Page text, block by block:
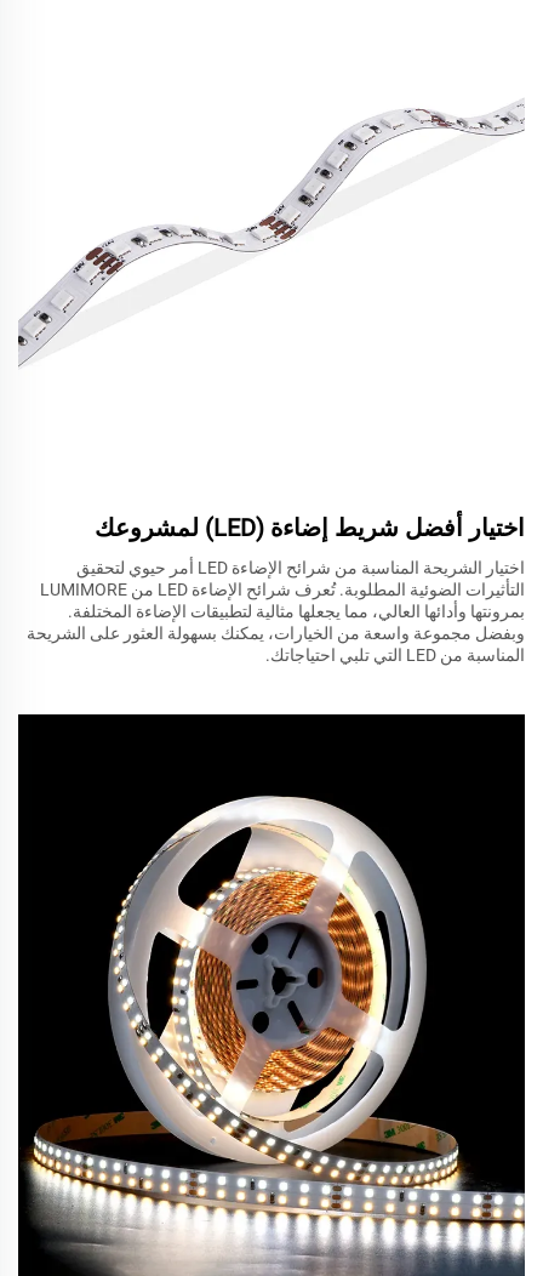
اختيار أفضل شريط إضاءة (LED) لمشروعك
اختيار الشريحة المناسبة من شرائح الإضاءة LED أمر حيوي لتحقيق
التأثيرات الضوئية المطلوبة. تُعرف شرائح الإضاءة LED من LUMIMORE
بمرونتها وأدائها العالي، مما يجعلها مثالية لتطبيقات الإضاءة المختلفة.
وبفضل مجموعة واسعة من الخيارات، يمكنك بسهولة العثور على الشريحة
المناسبة من LED التي تلبي احتياجاتك.